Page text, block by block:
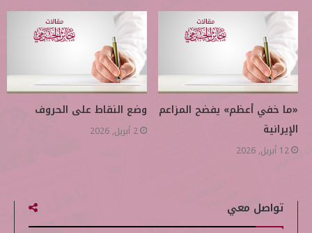
«ما خفي أعظم» يفضح المزاعم
الإيرانية
12 أبريل, 2026
وضع النقاط على الحروف
2 أبريل, 2026
تواصل معي